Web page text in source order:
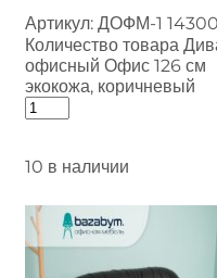
Артикул: ДОФМ-1 14300
Количество товара
офисный Офис 126 см
экокожа, коричневый
10 в наличии